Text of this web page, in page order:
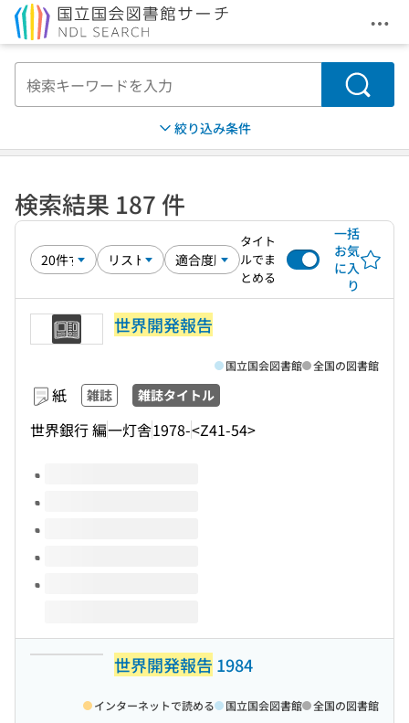
メ
検索
絞り込み条件
検索結果 187 件
タイト
ルでま
とめる
一括
お気
に入
り
世界開発報告
紙 雑誌 雑誌タイトル
世界銀行 編一灯舎1978-<Z41-54>
国立国会図書館 全国の図書館
このタイトルの巻号
世界開発報告 1984
インターネットで読める 国立国会図書館 全国の図書館